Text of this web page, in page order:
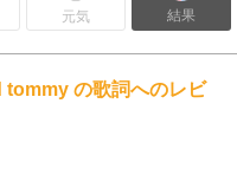
元気 結果
tommy の歌詞へのレビ